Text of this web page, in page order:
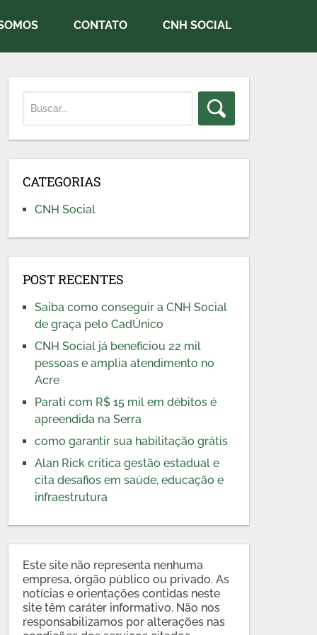
CONTATO CNH SOCIAL
CATEGORIAS
CNH Social
POST RECENTES
Saiba como conseguir a CNH Social
de graça pelo CadÚnico
CNH Social já beneficiou 22 mil
pessoas e amplia atendimento no
Acre
Parati com R$ 15 mil em débitos é
apreendida na Serra
como garantir sua habilitação grátis
Alan Rick critica gestão estadual e
cita desafios em saúde, educação e
infraestrutura
Este site não representa nenhuma
empresa, órgão público ou privado. As
notícias e orientações contidas neste
site têm caráter informativo. Não nos
responsabilizamos por alterações nas